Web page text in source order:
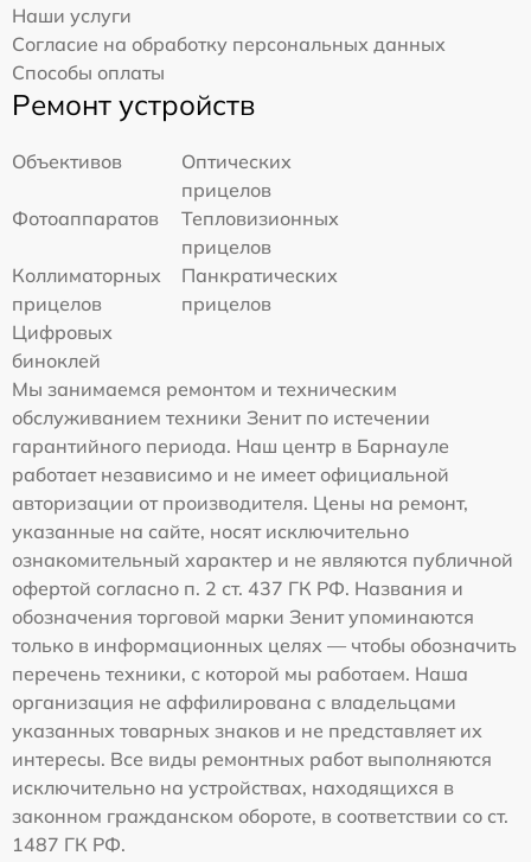
Наши услуги
Согласие на обработку персональных данных
Способы оплаты
Ремонт устройств
Объективов
Оптических
прицелов
Фотоаппаратов
Тепловизионных
прицелов
Коллиматорных
прицелов
Панкратических
прицелов
Цифровых
биноклей
Мы занимаемся ремонтом и техническим
обслуживанием техники Зенит по истечении
гарантийного периода. Наш центр в Барнауле
работает независимо и не имеет официальной
авторизации от производителя. Цены на ремонт,
указанные на сайте, носят исключительно
ознакомительный характер и не являются публичной
офертой согласно п. 2 ст. 437 ГК РФ. Названия и
обозначения торговой марки Зенит упоминаются
только в информационных целях — чтобы обозначить
перечень техники, с которой мы работаем. Наша
организация не аффилирована с владельцами
указанных товарных знаков и не представляет их
интересы. Все виды ремонтных работ выполняются
исключительно на устройствах, находящихся в
законном гражданском обороте, в соответствии со ст.
1487 ГК РФ.